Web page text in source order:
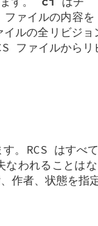
ァイルの内容を
ルの全リビジョ
ァイルからリ
。RCS はすべ
われることは
作者、状態を指